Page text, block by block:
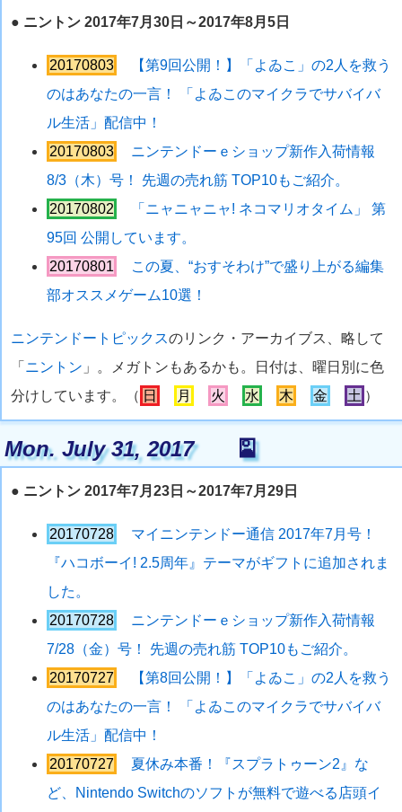
● ニントン 2017年7月30日～2017年8月5日
20170803
【第9回公開！】「よゐこ」の2人を救う
のはあなたの一言！ 「よゐこのマイクラでサバイバ
ル生活」配信中！
20170803
ニンテンドーｅショップ新作入荷情報
8/3（木）号！ 先週の売れ筋 TOP10もご紹介。
20170802
「ニャニャニャ! ネコマリオタイム」 第
95回 公開しています。
20170801
この夏、“おすそわけ”で盛り上がる編集
部オススメゲーム10選！
ニンテンドートピックスのリンク・アーカイブス、略して
「 ニントン 」。メガトンもあるかも。日付は、曜日別に色
分けしています。（ 日 月 火 水 木 金 土 ）
Mon. July 31, 2017🎴
● ニントン 2017年7月23日～2017年7月29日
20170728
マイニンテンドー通信 2017年7月号！
『ハコボーイ! 2.5周年』テーマがギフトに追加されま
した。
20170728
ニンテンドーｅショップ新作入荷情報
7/28（金）号！ 先週の売れ筋 TOP10もご紹介。
20170727
【第8回公開！】「よゐこ」の2人を救う
のはあなたの一言！ 「よゐこのマイクラでサバイバ
ル生活」配信中！
20170727
夏休み本番！『スプラトゥーン2』な
ど、Nintendo Switchのソフトが無料で遊べる店頭イ